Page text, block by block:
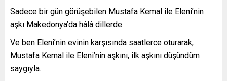
Sadece bir gün görüşebilen Mustafa Kemal ile Eleni’nin
aşkı Makedonya’da hâlâ dillerde.
Ve ben Eleni’nin evinin karşısında saatlerce oturarak,
Mustafa Kemal ile Eleni’nin aşkını, ilk aşkını düşündüm
saygıyla.